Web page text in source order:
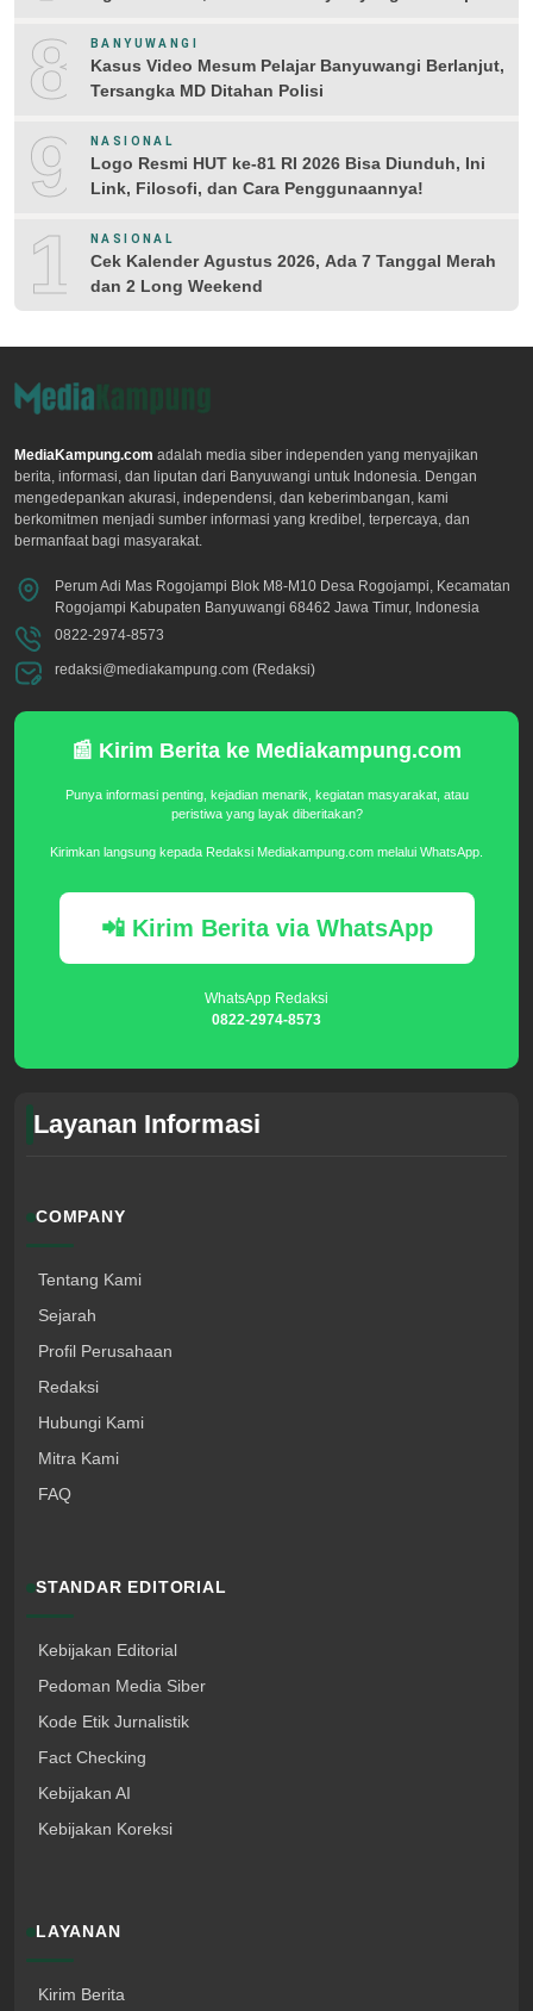
8 BANYUWANGI
Kasus Video Mesum Pelajar Banyuwangi Berlanjut,
Tersangka MD Ditahan Polisi
9 NASIONAL
Logo Resmi HUT ke-81 RI 2026 Bisa Diunduh, Ini
Link, Filosofi, dan Cara Penggunaannya!
10NASIONAL
Cek Kalender Agustus 2026, Ada 7 Tanggal Merah
dan 2 Long Weekend
MediaKampung.com adalah media siber independen yang menyajikan
berita, informasi, dan liputan dari Banyuwangi untuk Indonesia. Dengan
mengedepankan akurasi, independensi, dan keberimbangan, kami
berkomitmen menjadi sumber informasi yang kredibel, terpercaya, dan
bermanfaat bagi masyarakat.
Perum Adi Mas Rogojampi Blok M8-M10 Desa Rogojampi, Kecamatan
Rogojampi Kabupaten Banyuwangi 68462 Jawa Timur, Indonesia
0822-2974-8573
redaksi@mediakampung.com (Redaksi)
📰 Kirim Berita ke Mediakampung.com
Punya informasi penting, kejadian menarik, kegiatan masyarakat, atau
peristiwa yang layak diberitakan?
Kirimkan langsung kepada Redaksi Mediakampung.com melalui WhatsApp.
📲 Kirim Berita via WhatsApp
WhatsApp Redaksi
0822-2974-8573
Layanan Informasi
COMPANY
Tentang Kami
Sejarah
Profil Perusahaan
Redaksi
Hubungi Kami
Mitra Kami
FAQ
STANDAR EDITORIAL
Kebijakan Editorial
Pedoman Media Siber
Kode Etik Jurnalistik
Fact Checking
Kebijakan AI
Kebijakan Koreksi
LAYANAN
Kirim Berita